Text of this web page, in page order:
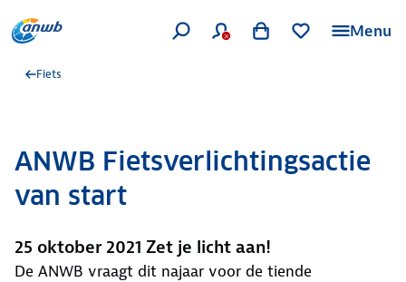
Menu
Fiets
ANWB Fietsverlichtingsactie
van start
25 oktober 2021 Zet je licht aan!
De ANWB vraagt dit najaar voor de tiende